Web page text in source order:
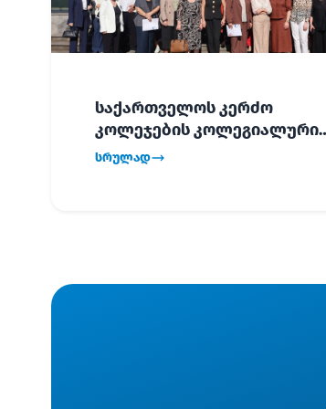
საქართველოს კერძო
კოლეჯების კოლეგიალური
ვიზიტი ბათუმში!
სრულად